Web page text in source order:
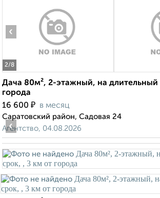
2/8
‹
Дача 80м², 2-этажный, на длительный
города
16 600 ₽ в месяц
Саратовский район, Садовая 24
Агентство, 04.08.2026
‹